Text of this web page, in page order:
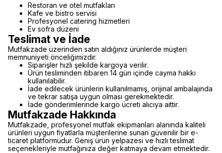
Restoran ve otel mutfakları
Kafe ve bistro servisi
Profesyonel catering hizmetleri
Ev sofra düzeni
Teslimat ve İade
Mutfakzade üzerinden satın aldığınız ürünlerde müşteri
memnuniyeti önceliğimizdir.
Siparişler hızlı şekilde kargoya verilir.
Ürün tesliminden itibaren 14 gün içinde cayma hakkı
kullanılabilir.
İade edilecek ürünlerin kullanılmamış, orijinal ambalajında
ve tekrar satışa uygun olması gerekmektedir.
İade gönderimlerinde kargo ücreti alıcıya aittir.
Mutfakzade Hakkında
Mutfakzade, profesyonel mutfak ekipmanları alanında kaliteli
ürünleri uygun fiyatlarla müşterilerine sunan güvenilir bir e-
ticaret platformudur. Geniş ürün yelpazesi ve hızlı teslimat
seçenekleriyle mutfağınıza değer katmaya devam etmektedir.